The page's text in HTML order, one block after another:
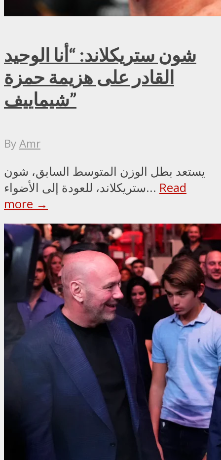
شون ستريكلاند: “أنا الوحيد
القادر على هزيمة حمزة
شيماييف”
ByAmr
يستعد بطل الوزن المتوسط السابق، شون
ستريكلاند، للعودة إلى الأضواء... Read
more →